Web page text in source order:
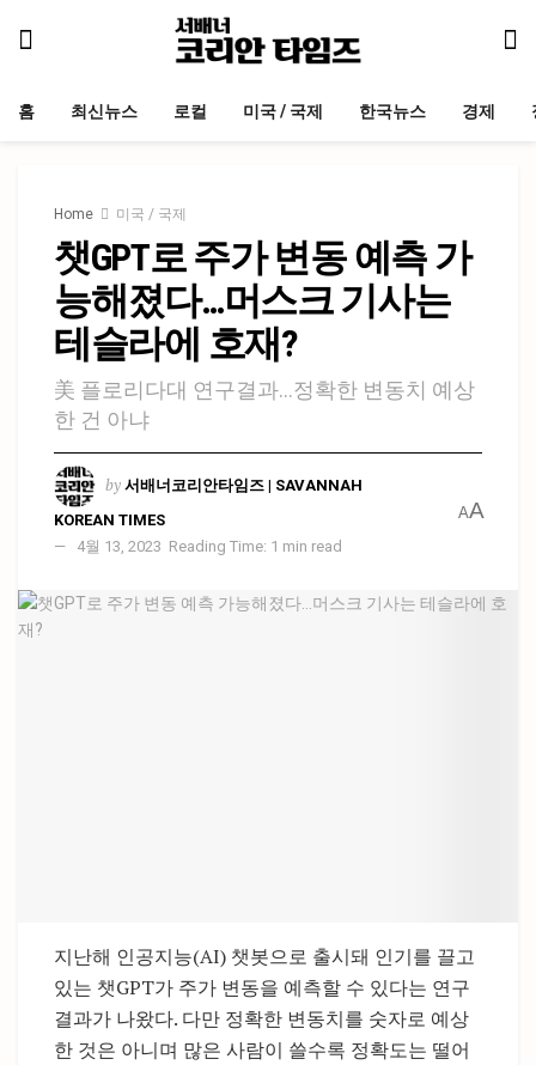
홈 최신뉴스 로컬 미국 / 국제 한국뉴스 경제
Home 미국 / 국제
챗GPT로 주가 변동 예측 가
능해졌다…머스크 기사는
테슬라에 호재?
美 플로리다대 연구결과…정확한 변동치 예상
한 건 아냐
by 서배너코리안타임즈 | SAVANNAH
KOREAN TIMES
4월 13, 2023 Reading Time: 1 min read
AA
지난해 인공지능(AI) 챗봇으로 출시돼 인기를 끌고
있는 챗GPT가 주가 변동을 예측할 수 있다는 연구
결과가 나왔다. 다만 정확한 변동치를 숫자로 예상
한 것은 아니며 많은 사람이 쓸수록 정확도는 떨어